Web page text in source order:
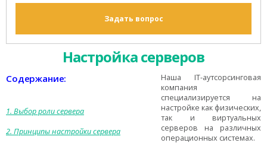
Задать вопрос
Настройка серверов
Содержание:
1. Выбор роли сервера
2. Принципы настройки сервера
Наша IT-аутсорсинговая
компания
специализируется на
настройке как физических,
так и виртуальных
серверов на различных
операционных системах.